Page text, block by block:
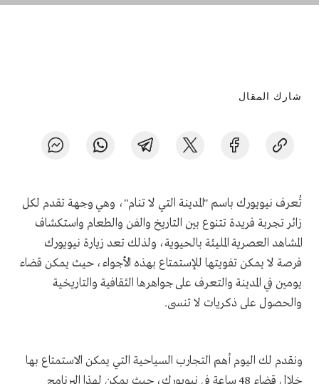
شارك المقال
تُعرف نيويورك باسم "المدينة التي لا تنام"، وهي وجهة تقدم لكل
زائر تجربة فريدة تتنوع بين التاريخ والفن والطعام واستكشاف
المشاهد العصرية المليئة بالحيوية، ولذلك تعد زيارة نيويورك
فرصة لا يمكن تفويتها للإستمتاع بهذه الأجواء، حيث يمكن قضاء
يومين في المدينة والتعرف على جواهرها الثقافية والتاريخية
والحصول على ذكريات لا تنسى.
ونقدم لك اليوم أهم التجارب السياحية التي يمكن الاستمتاع بها
خلال قضاء 48 ساعة في نيويورك، حيث يمكن لهذا البرنامج